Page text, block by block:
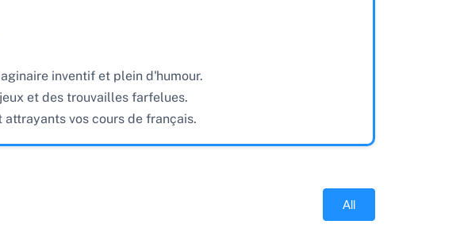
inventif et plein d'humour.
et des trouvailles farfelues.
vos cours de français.
All